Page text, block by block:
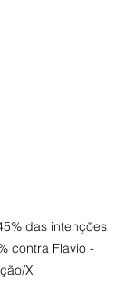
das intenções
contra Flavio -
X